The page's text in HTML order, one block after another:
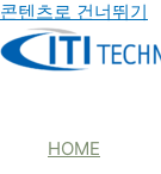
콘텐츠로 건너뛰기
HOME